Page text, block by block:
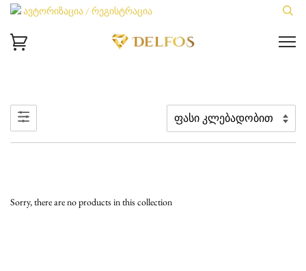
ავტორიზაცია / რეგისტრაცია
Sorry, there are no products in this collection